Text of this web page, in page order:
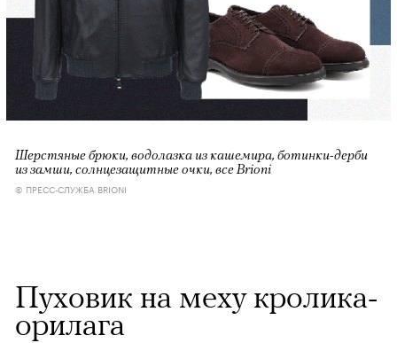
Шерстяные брюки, водолазка из кашемира, ботинки-дерби
из замши, солнцезащитные очки, все Brioni
© ПРЕСС-СЛУЖБА BRIONI
Пуховик на меху кролика-
орилага